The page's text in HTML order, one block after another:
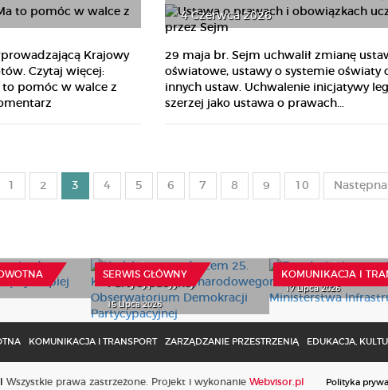
Krajowy
Czytaj więcej:
to pomóc w walce z
4 Czerwca 2026
29 maja br. Sejm uchwalił zmianę
oświatowe, ustawy o systemie oświaty
innych ustaw. Uchwalenie inicjatywy
szerzej jako ustawa o prawach...
2 3 4 5 6 7 8 9 10 Następna
SERWIS GŁÓWNY
Demokracji
15 Lipca 2026
KOMUNIKACJA I
17 Lipca 2026
KOMUNIKACJA I TRANSPORT ZARZĄDZANIE PRZESTRZENIĄ EDUKACJA,
Wszystkie prawa zastrzeżone. Projekt i wykonanie Webvisor.pl Polityka